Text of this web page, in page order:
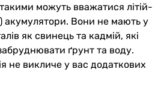
можуть вважатися літій-
акумулятори. Вони не мають у
як свинець та кадмій, які
ґрунт та воду.
не викличе у вас додаткових